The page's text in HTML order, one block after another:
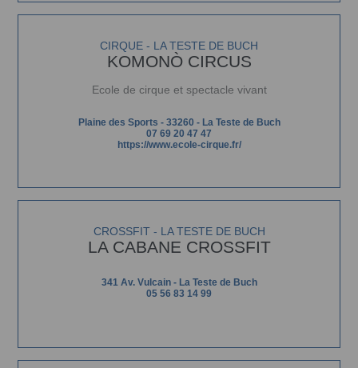
CIRQUE - LA TESTE DE BUCH
KOMONÒ CIRCUS
Ecole de cirque et spectacle vivant
Plaine des Sports - 33260 - La Teste de Buch
07 69 20 47 47
https://www.ecole-cirque.fr/
CROSSFIT - LA TESTE DE BUCH
LA CABANE CROSSFIT
341 Av. Vulcain - La Teste de Buch
05 56 83 14 99